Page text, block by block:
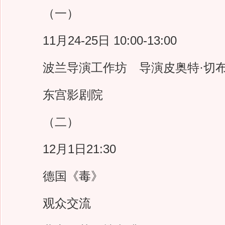
（一）
11月24-25日 10:00-13:00
波兰导演工作坊 导演皮奥特·切布
东宫影剧院
（二）
12月1日21:30
德国《毒》
观众交流